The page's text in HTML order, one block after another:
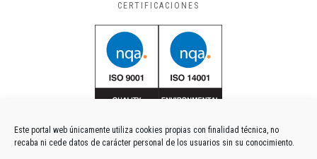
Este portal web únicamente utiliza cookies propias con finalidad técnica, no
recaba ni cede datos de carácter personal de los usuarios sin su conocimiento.
CERTIFICACIONES